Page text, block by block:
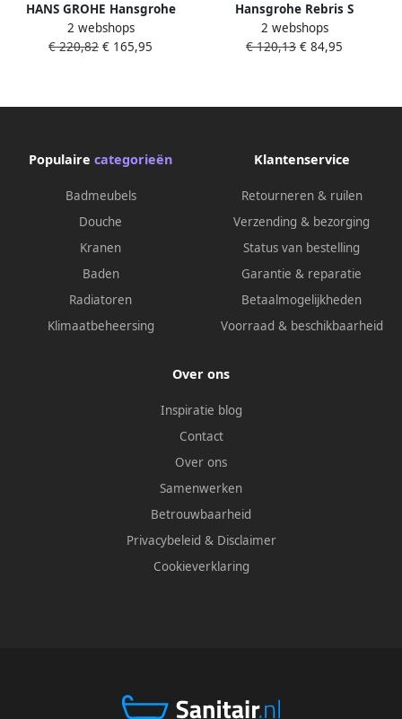
HANS GROHE Hansgrohe
Rebris S ngreeps
wastafelmengkraan 210 met
2 webshops
€ 220,82 € 165,95
Hansgrohe Rebris S
ééngreeps
wastafelmengkraan met
2 webshops
€ 120,13 € 84,95
Populaire categorieën
Badmeubels
Douche
Kranen
Baden
Radiatoren
Klimaatbeheersing
Klantenservice
Retourneren & ruilen
Verzending & bezorging
Status van bestelling
Garantie & reparatie
Betaalmogelijkheden
Voorraad & beschikbaarheid
Over ons
Inspiratie blog
Contact
Over ons
Samenwerken
Betrouwbaarheid
Privacybeleid & Disclaimer
Cookieverklaring